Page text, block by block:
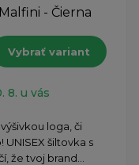
- Čierna
Vybrať variant
8. u vás
loga, či
šiltovka s
že tvoj brand...